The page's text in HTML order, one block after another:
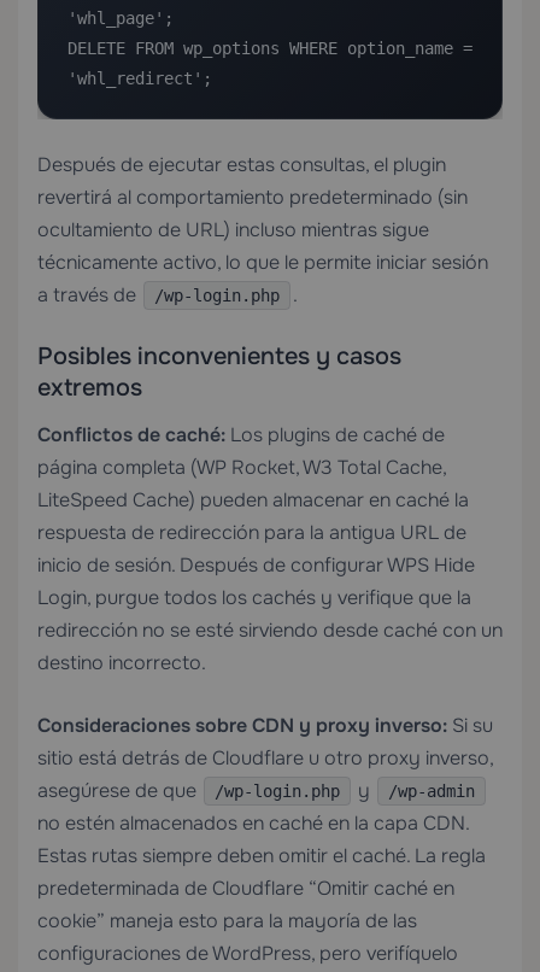
'whl_page';
DELETE FROM wp_options WHERE option_name =
'whl_redirect';
Después de ejecutar estas consultas, el plugin
revertirá al comportamiento predeterminado (sin
ocultamiento de URL) incluso mientras sigue
técnicamente activo, lo que le permite iniciar sesión
a través de
/wp-login.php .
Posibles inconvenientes y casos
extremos
Conflictos de caché: Los plugins de caché de
página completa (WP Rocket, W3 Total Cache,
LiteSpeed Cache) pueden almacenar en caché la
respuesta de redirección para la antigua URL de
inicio de sesión. Después de configurar WPS Hide
Login, purgue todos los cachés y verifique que la
redirección no se esté sirviendo desde caché con un
destino incorrecto.
Consideraciones sobre CDN y proxy inverso: Si su
sitio está detrás de Cloudflare u otro proxy inverso,
asegúrese de que
/wp-login.php y /wp-admin
no estén almacenados en caché en la capa CDN.
Estas rutas siempre deben omitir el caché. La regla
predeterminada de Cloudflare “Omitir caché en
cookie” maneja esto para la mayoría de las
configuraciones de WordPress, pero verifíquelo